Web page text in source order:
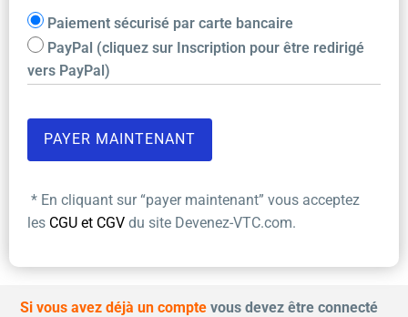
Paiement sécurisé par carte bancaire
PayPal (cliquez sur Inscription pour être redirigé
vers PayPal)
* En cliquant sur “payer maintenant” vous acceptez
les CGU et CGV du site Devenez-VTC.com.
Si vous avez déjà un compte vous devez être connecté